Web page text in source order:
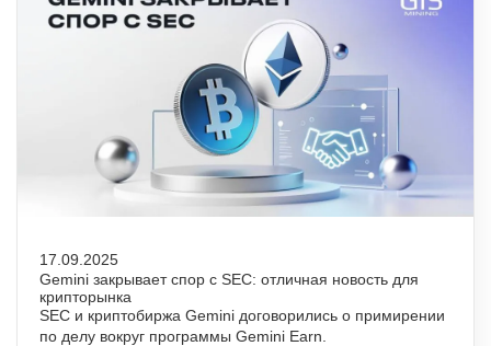
17.09.2025
Gemini закрывает спор с SEC: отличная новость для
крипторынка
SEC и криптобиржа Gemini договорились о примирении
по делу вокруг программы Gemini Earn.